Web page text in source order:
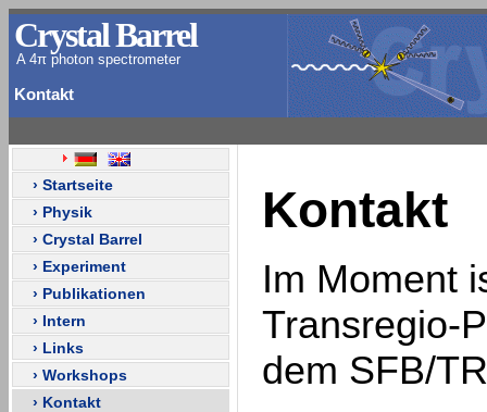
Crystal Barrel
A 4π photon spectrometer
Kontakt
› Startseite
› Physik
› Crystal Barrel
› Experiment
› Publikationen
› Intern
› Links
› Workshops
› Kontakt
Kontakt
Im Moment
Transregio-
dem SFB/